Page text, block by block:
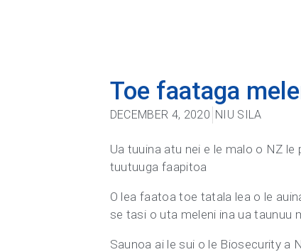
Toe faataga
DECEMBER 4, 2020 NIU SILA
Ua tuuina atu nei e le malo o NZ
tuutuuga faapitoa
O lea faatoa toe tatala lea o le
se tasi o uta meleni ina ua taunuu
Saunoa ai le sui o le Biosecurity